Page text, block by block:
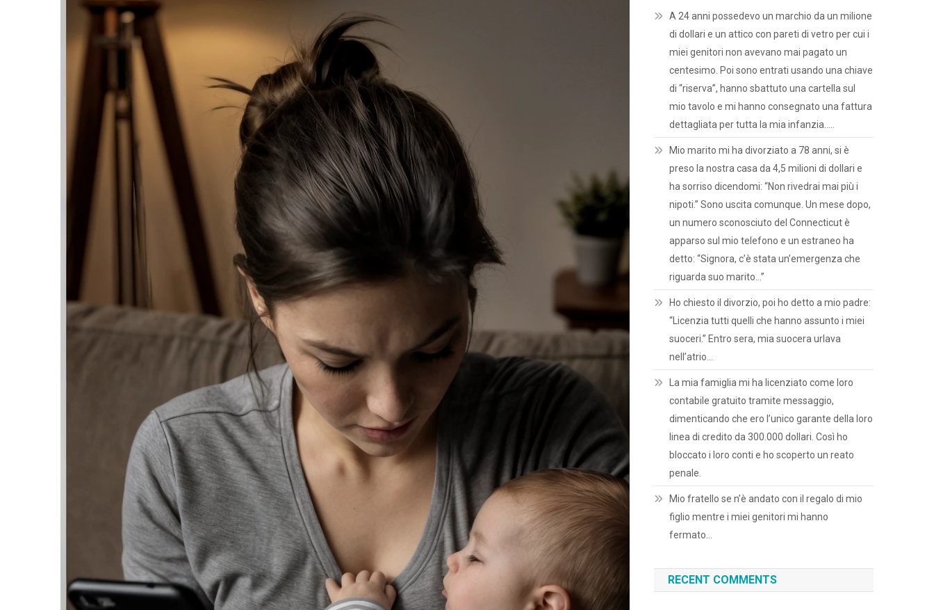
A 24 anni possedevo un marchio da un milione
di dollari e un attico con pareti di vetro per cui i
miei genitori non avevano mai pagato un
centesimo. Poi sono entrati usando una chiave
di “riserva”, hanno sbattuto una cartella sul
mio tavolo e mi hanno consegnato una fattura
dettagliata per tutta la mia infanzia…..
Mio marito mi ha divorziato a 78 anni, si è
preso la nostra casa da 4,5 milioni di dollari e
ha sorriso dicendomi: “Non rivedrai mai più i
nipoti.” Sono uscita comunque. Un mese dopo,
un numero sconosciuto del Connecticut è
apparso sul mio telefono e un estraneo ha
detto: “Signora, c’è stata un’emergenza che
riguarda suo marito…”
Ho chiesto il divorzio, poi ho detto a mio padre:
“Licenzia tutti quelli che hanno assunto i miei
suoceri.” Entro sera, mia suocera urlava
nell’atrio…
La mia famiglia mi ha licenziato come loro
contabile gratuito tramite messaggio,
dimenticando che ero l’unico garante della loro
linea di credito da 300.000 dollari. Così ho
bloccato i loro conti e ho scoperto un reato
penale.
Mio fratello se n’è andato con il regalo di mio
figlio mentre i miei genitori mi hanno
fermato…
RECENT COMMENTS